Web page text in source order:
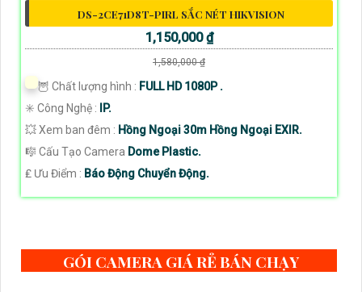
DS-2CE71D8T-PIRL SẮC NÉT HIKVISION
1,150,000 ₫
1,580,000 ₫
🦉 Chất lượng hình : FULL HD 1080P .
✳️ Công Nghệ :
IP.
💥 Xem ban đêm : Hồng Ngoại 30m Hồng Ngoại EXIR.
🎼️ Cấu Tạo Camera Dome Plastic.
️₤ Ưu Điểm : Báo Động Chuyển Động.
GÓI CAMERA GIÁ RẺ BÁN CHẠY